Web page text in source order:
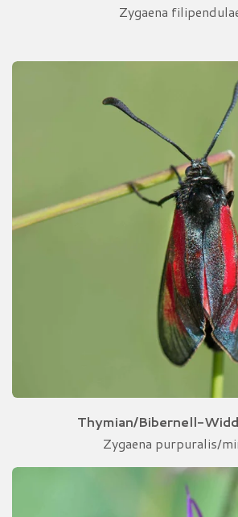
Zygaena
Thymian/Bibernell-
Zygaena purpuralis/